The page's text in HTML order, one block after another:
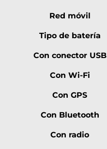
Red móvil
Tipo de batería
Con conector USB
Con Wi-Fi
Con GPS
Con Bluetooth
Con radio